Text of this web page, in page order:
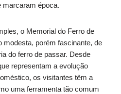
marcaram época.
o Memorial do Ferro de
modesta, porém fascinante, de
do ferro de passar. Desde
representam a evolução
os visitantes têm a
uma ferramenta tão comum